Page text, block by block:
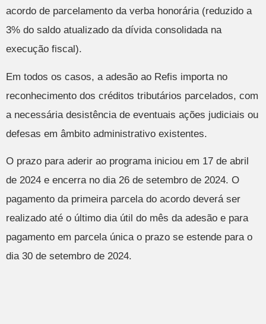
acordo de parcelamento da verba honorária (reduzido a
3% do saldo atualizado da dívida consolidada na
execução fiscal).
Em todos os casos, a adesão ao Refis importa no
reconhecimento dos créditos tributários parcelados, com
a necessária desistência de eventuais ações judiciais ou
defesas em âmbito administrativo existentes.
O prazo para aderir ao programa iniciou em 17 de abril
de 2024 e encerra no dia 26 de setembro de 2024. O
pagamento da primeira parcela do acordo deverá ser
realizado até o último dia útil do mês da adesão e para
pagamento em parcela única o prazo se estende para o
dia 30 de setembro de 2024.